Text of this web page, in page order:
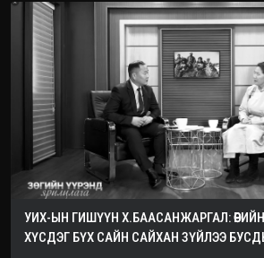
УИХ-ЫН ГИШҮҮН Х.БААСАНЖАРГАЛ:
ХҮСДЭГ БҮХ САЙН САЙХАН ЗҮЙЛЭЭ